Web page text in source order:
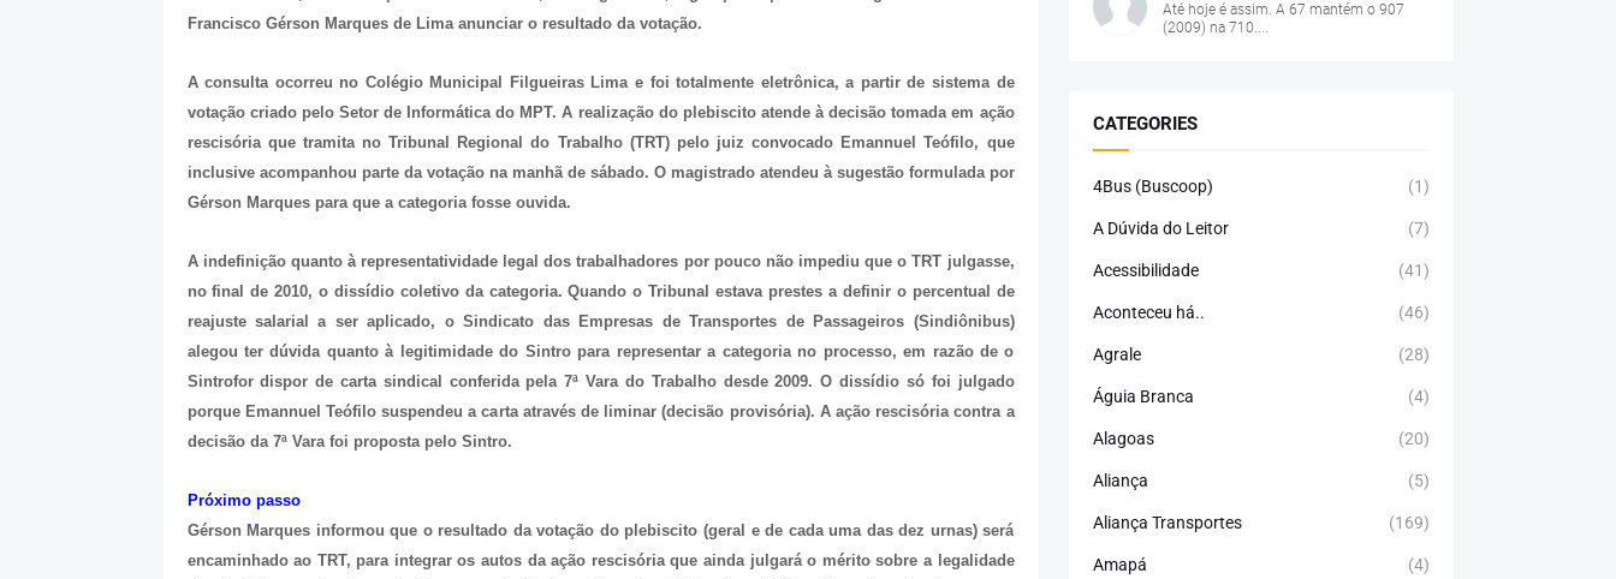
Francisco Gérson Marques de Lima anunciar o resultado da votação.
A consulta ocorreu no Colégio Municipal Filgueiras Lima e foi totalmente eletrônica, a partir de sistema de
votação criado pelo Setor de Informática do MPT. A realização do plebiscito atende à decisão tomada em ação
rescisória que tramita no Tribunal Regional do Trabalho (TRT) pelo juiz convocado Emannuel Teófilo, que
inclusive acompanhou parte da votação na manhã de sábado. O magistrado atendeu à sugestão formulada por
Gérson Marques para que a categoria fosse ouvida.
A indefinição quanto à representatividade legal dos trabalhadores por pouco não impediu que o TRT julgasse,
no final de 2010, o dissídio coletivo da categoria. Quando o Tribunal estava prestes a definir o percentual de
reajuste salarial a ser aplicado, o Sindicato das Empresas de Transportes de Passageiros (Sindiônibus)
alegou ter dúvida quanto à legitimidade do Sintro para representar a categoria no processo, em razão de o
Sintrofor dispor de carta sindical conferida pela 7ª Vara do Trabalho desde 2009. O dissídio só foi julgado
porque Emannuel Teófilo suspendeu a carta através de liminar (decisão provisória). A ação rescisória contra a
decisão da 7ª Vara foi proposta pelo Sintro.
Próximo passo
Gérson Marques informou que o resultado da votação do plebiscito (geral e de cada uma das dez urnas) será
encaminhado ao TRT, para integrar os autos da ação rescisória que ainda julgará o mérito sobre a legalidade
Até hoje é assim. A 67 mantém o 907
(2009) na 710....
CATEGORIES
4Bus (Buscoop) (1)
A Dúvida do Leitor (7)
Acessibilidade (41)
Aconteceu há.. (46)
Agrale (28)
Águia Branca (4)
Alagoas (20)
Aliança (5)
Aliança Transportes (169)
Amapá (4)